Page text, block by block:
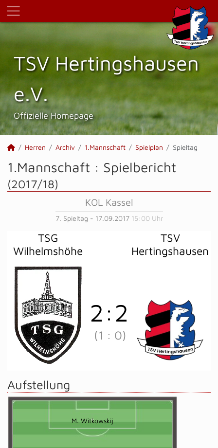
TSV Hertings­hausen
e.V.
Offizielle Homepage
Herren Archiv 1.Mannschaft Spielplan Spieltag
1.Mannschaft : Spielbericht
(2017/18)
KOL Kassel
7. Spieltag - 17.09.2017 15:00 Uhr
TSG
Wilhelmshöhe
TSV
Hertingshausen
2 : 2
(1 : 0)
Aufstellung
M. Witkowskij